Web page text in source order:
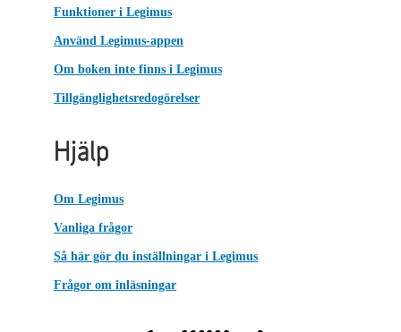
Funktioner i Legimus
Använd Legimus-appen
Om boken inte finns i Legimus
Tillgänglighetsredogörelser
Hjälp
Om Legimus
Vanliga frågor
Så här gör du inställningar i Legimus
Frågor om inläsningar